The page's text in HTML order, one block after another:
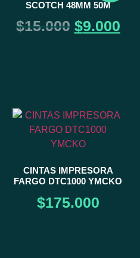
SCOTCH 48MM 50M
$15.000 $9.000
CINTAS IMPRESORA
FARGO DTC1000 YMCKO
$175.000